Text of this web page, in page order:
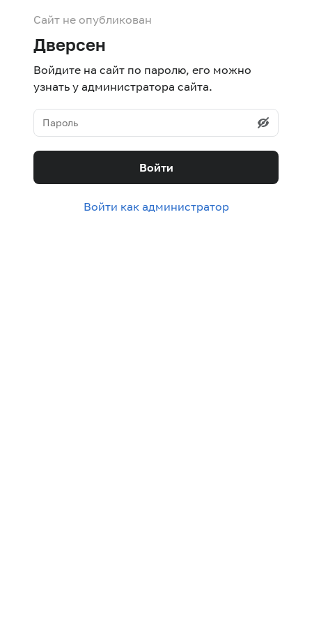
Сайт не опубликован
Дверсен
Войдите на сайт по паролю, его можно
узнать у администратора сайта.
Войти
Войти как администратор